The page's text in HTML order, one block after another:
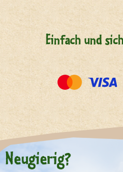
Einfach und
Neugierig?